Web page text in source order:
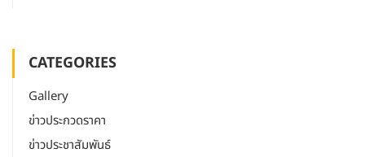
CATEGORIES
Gallery
ข่าวประกวดราคา
ข่าวประชาสัมพันธ์